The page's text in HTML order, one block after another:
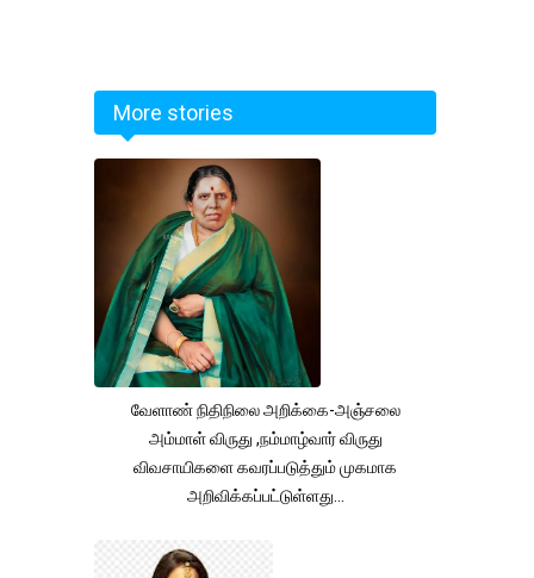
More stories
வேளாண் நிதிநிலை அறிக்கை-அஞ்சலை
அம்மாள் விருது ,நம்மாழ்வார் விருது
விவசாயிகளை கவரப்படுத்தும் முகமாக
அறிவிக்கப்பட்டுள்ளது...